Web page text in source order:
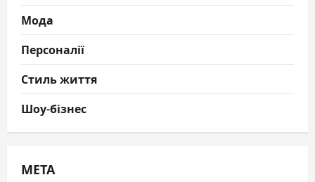
Мода
Персоналії
Стиль життя
Шоу-бізнес
МЕТА